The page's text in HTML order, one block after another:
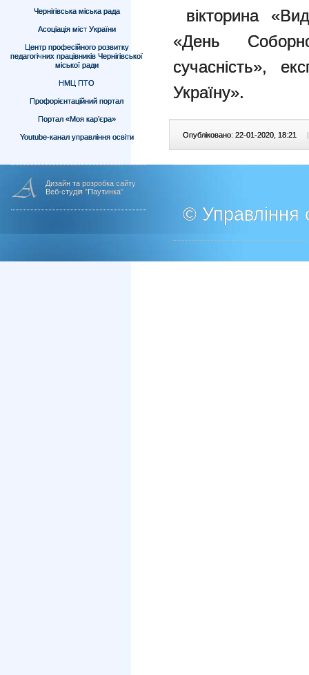
Чернігівська міська рада
Асоціація міст України
Центр професійного розвитку
педагогічних працівників Чернігівської
міської ради
НМЦ ПТО
Профорієнтаційний портал
Портал «Моя кар’єра»
Youtube-канал управління освіти
вікторина
«День
сучасність»,
Україну».
Опубліковано: 22-01-2020, 18:21 |
Дизайн та розробка сайту
Веб-студія "Паутинка"
© Управління